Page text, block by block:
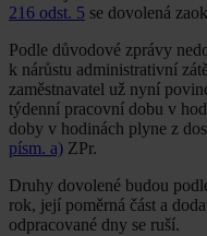
216 odst. 5 se dovolená
Podle důvodové zprávy
k nárůstu administrativní
zaměstnavatel už nyní
týdenní pracovní dobu v
doby v hodinách plyne z
písm. a) ZPr.
Druhy dovolené budou
rok, její poměrná část a
odpracované dny se ruší.